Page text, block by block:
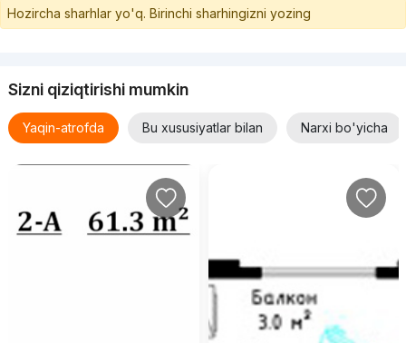
Hozircha sharhlar yo'q. Birinchi sharhingizni yozing
Sizni qiziqtirishi mumkin
Yaqin-atrofda Bu xususiyatlar bilan Narxi bo'yicha